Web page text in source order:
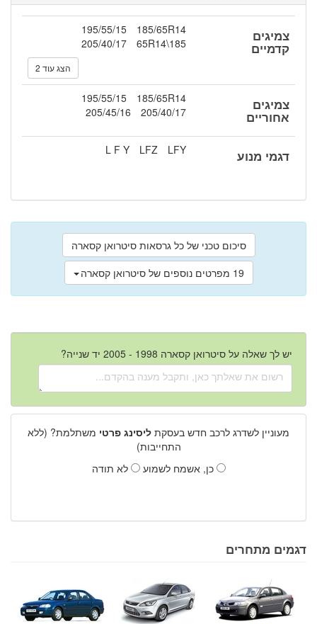
צמיגים
קדמיים
185/65R14
195/55/15
185\65R14
205/40/17
הצג עוד 2
צמיגים
אחוריים
185/65R14
195/55/15
205/40/17
205/45/16
דגמי מנוע LFY
LFZ
L F Y
סיכום טכני של כל גרסאות סיטרואן קסארה
19 מפרטים נוספים של סיטרואן קסארה
יש לך שאלה על סיטרואן קסארה 1998 - 2005 יד שנייה?
מעוניין לשדרג לרכב חדש בעסקת ליסינג פרטי משתלמת? (ללא
התחייבות)
כן, אשמח לשמוע
לא תודה
דגמים מתחרים